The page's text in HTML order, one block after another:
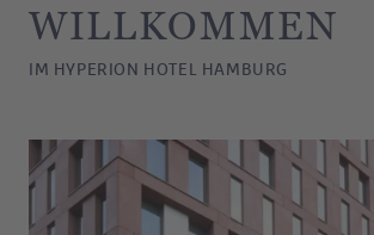
WILLKOMMEN
IM HYPERION HOTEL HAMBURG